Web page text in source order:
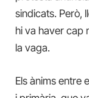
sindicats. Però,
hi va haver cap
la vaga.
Els ànims entre